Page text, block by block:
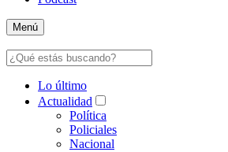
Menú
Lo último
Actualidad
Política
Policiales
Nacional